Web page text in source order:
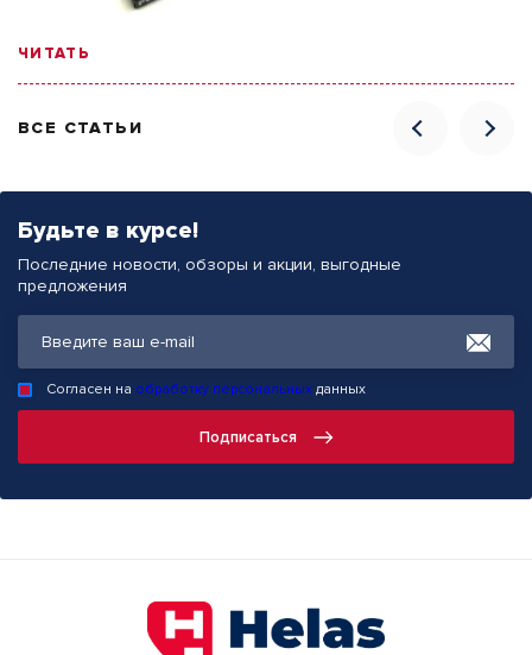
ВСЕ СТАТЬИ
ЧИТАТЬ
Будьте в курсе!
Последние новости, обзоры и акции, выгодные
предложения
Подписаться
Согласен на обработку персональных данных